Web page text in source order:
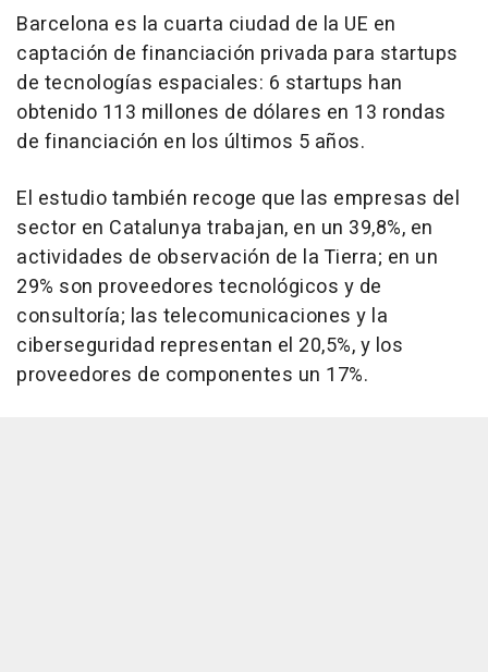
Barcelona es la cuarta ciudad de la UE en
captación de financiación privada para startups
de tecnologías espaciales: 6 startups han
obtenido 113 millones de dólares en 13 rondas
de financiación en los últimos 5 años.
El estudio también recoge que las empresas del
sector en Catalunya trabajan, en un 39,8%, en
actividades de observación de la Tierra; en un
29% son proveedores tecnológicos y de
consultoría; las telecomunicaciones y la
ciberseguridad representan el 20,5%, y los
proveedores de componentes un 17%.